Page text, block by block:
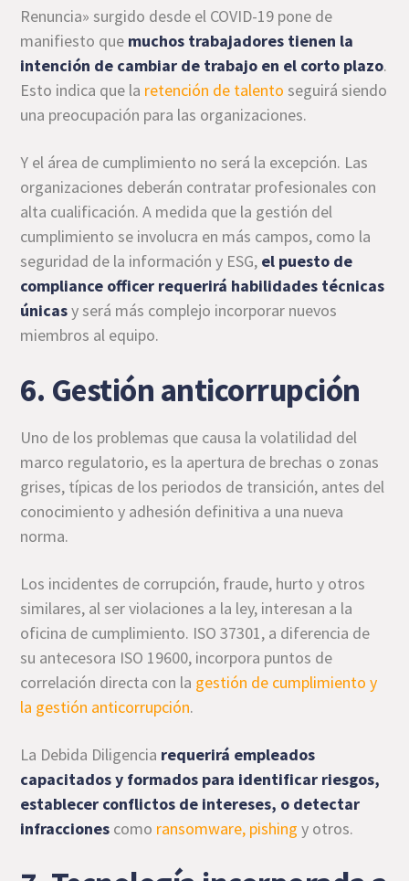
Renuncia» surgido desde el COVID-19 pone de
manifiesto que muchos trabajadores tienen la
intención de cambiar de trabajo en el corto plazo.
Esto indica que la retención de talento seguirá siendo
una preocupación para las organizaciones.
Y el área de cumplimiento no será la excepción. Las
organizaciones deberán contratar profesionales con
alta cualificación. A medida que la gestión del
cumplimiento se involucra en más campos, como la
seguridad de la información y ESG, el puesto de
compliance officer requerirá habilidades técnicas
únicasy será más complejo incorporar nuevos
miembros al equipo.
6. Gestión anticorrupción
Uno de los problemas que causa la volatilidad del
marco regulatorio, es la apertura de brechas o zonas
grises, típicas de los periodos de transición, antes del
conocimiento y adhesión definitiva a una nueva
norma.
Los incidentes de corrupción, fraude, hurto y otros
similares, al ser violaciones a la ley, interesan a la
oficina de cumplimiento. ISO 37301, a diferencia de
su antecesora ISO 19600, incorpora puntos de
correlación directa con la gestión de cumplimiento y
la gestión anticorrupción.
La Debida Diligencia requerirá empleados
capacitados y formados para identificar riesgos,
establecer conflictos de intereses, o detectar
infracciones como ransomware, pishing y otros.